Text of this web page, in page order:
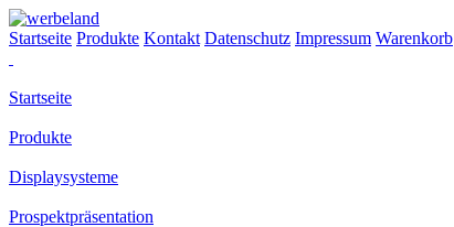
Startseite Produkte Kontakt Datenschutz Impressum Warenkorb
Startseite
Produkte
Displaysysteme
Prospektpräsentation